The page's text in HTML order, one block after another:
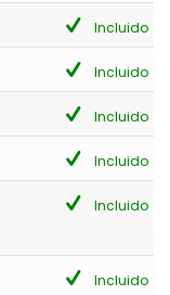
Incluido
Incluido
Incluido
Incluido
Incluido
Incluido